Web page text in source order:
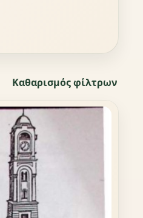
Καθαρισμός φίλτρων